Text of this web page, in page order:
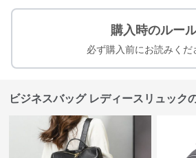
購入時のルー
必ず購入前にお読みくだ
ビジネスバッグ レディースリュック